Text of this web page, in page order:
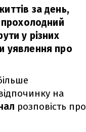
за день,
прохолодний
у різних
уявлення про
на
розповість про